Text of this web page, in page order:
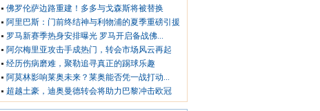
佛罗伦萨边路重建！多多与戈森斯将被替换
阿里巴斯：门前终结神与利物浦的夏季重磅引援
罗马新赛季热身安排曝光 罗马开启备战佛...
阿尔梅里亚攻击手成热门，转会市场风云再起
经历伤病磨难，聚勒追寻真正的踢球乐趣
阿莫林影响莱奥未来？莱奥能否凭一战打动...
超越土豪，迪奥曼德转会将助力巴黎冲击欧冠